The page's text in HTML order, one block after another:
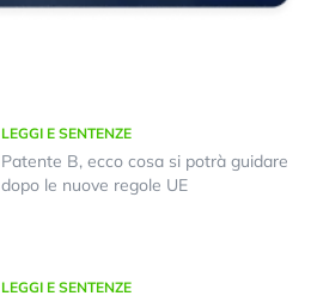
LEGGI E SENTENZE
Patente B, ecco cosa si potrà guidare
dopo le nuove regole UE
LEGGI E SENTENZE